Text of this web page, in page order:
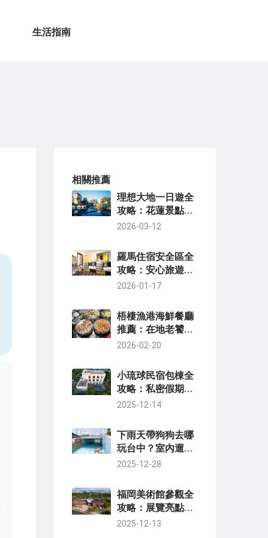
生活指南
相關推薦
理想大地一日遊全
攻略：花蓮景點、
美食、交通行程規
2026-03-12
羅馬住宿安全區全
攻略：安心旅遊的
區域選擇與實用建
2026-01-17
梧棲漁港海鮮餐廳
推薦：在地老饕私
藏名單與避坑指南
2026-02-20
小琉球民宿包棟全
攻略：私密假期首
選，完整解析與實
2025-12-14
下雨天帶狗狗去哪
玩台中？室內遛狗
景點推薦與實用攻
2025-12-28
福岡美術館參觀全
攻略：展覽亮點與
實用資訊
2025-12-13